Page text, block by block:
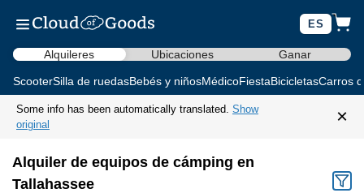
ES
Alquileres Ubicaciones Ganar
ScooterSilla de ruedasBebés y niñosMédicoFiestaBicicletasCarros
Some info has been automatically translated. Show
original
×
Alquiler de equipos de cámping en
Tallahassee